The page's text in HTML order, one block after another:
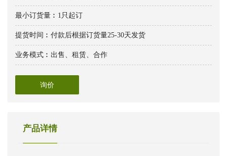
最小订货量︰1只起订
提货时间︰付款后根据订货量25-30天发货
业务模式︰出售、租赁、合作
询价
产品详情